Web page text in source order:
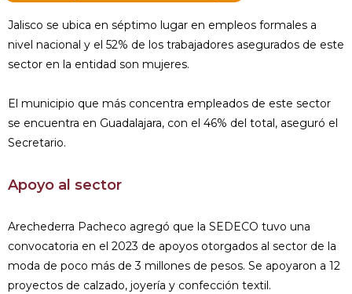
Jalisco se ubica en séptimo lugar en empleos formales a
nivel nacional y el 52% de los trabajadores asegurados de este
sector en la entidad son mujeres.
El municipio que más concentra empleados de este sector
se encuentra en Guadalajara, con el 46% del total, aseguró el
Secretario.
Apoyo al sector
Arechederra Pacheco agregó que la SEDECO tuvo una
convocatoria en el 2023 de apoyos otorgados al sector de la
moda de poco más de 3 millones de pesos. Se apoyaron a 12
proyectos de calzado, joyería y confección textil.